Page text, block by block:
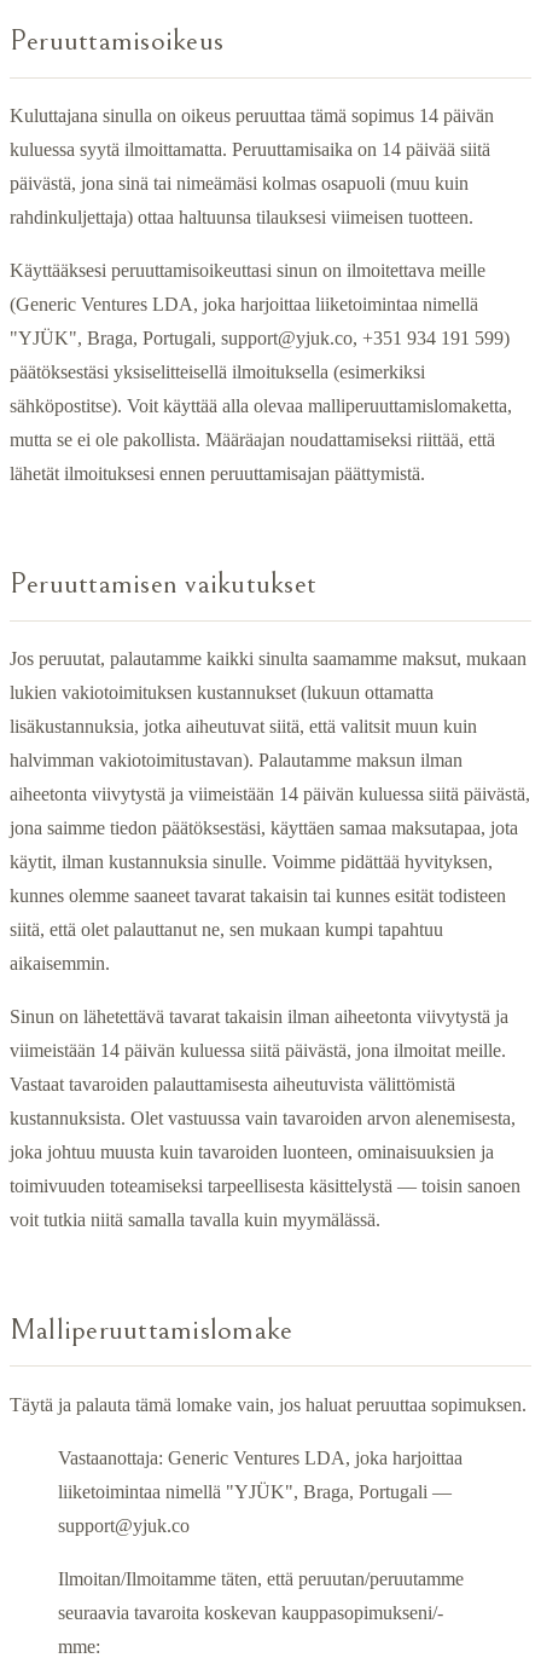
Peruuttamisoikeus
Kuluttajana sinulla on oikeus peruuttaa tämä sopimus 14 päivän
kuluessa syytä ilmoittamatta. Peruuttamisaika on 14 päivää siitä
päivästä, jona sinä tai nimeämäsi kolmas osapuoli (muu kuin
rahdinkuljettaja) ottaa haltuunsa tilauksesi viimeisen tuotteen.
Käyttääksesi peruuttamisoikeuttasi sinun on ilmoitettava meille
(Generic Ventures LDA, joka harjoittaa liiketoimintaa nimellä
"YJÜK", Braga, Portugali, support@yjuk.co, +351 934 191 599)
päätöksestäsi yksiselitteisellä ilmoituksella (esimerkiksi
sähköpostitse). Voit käyttää alla olevaa malliperuuttamislomaketta,
mutta se ei ole pakollista. Määräajan noudattamiseksi riittää, että
lähetät ilmoituksesi ennen peruuttamisajan päättymistä.
Peruuttamisen vaikutukset
Jos peruutat, palautamme kaikki sinulta saamamme maksut, mukaan
lukien vakiotoimituksen kustannukset (lukuun ottamatta
lisäkustannuksia, jotka aiheutuvat siitä, että valitsit muun kuin
halvimman vakiotoimitustavan). Palautamme maksun ilman
aiheetonta viivytystä ja viimeistään 14 päivän kuluessa siitä päivästä,
jona saimme tiedon päätöksestäsi, käyttäen samaa maksutapaa, jota
käytit, ilman kustannuksia sinulle. Voimme pidättää hyvityksen,
kunnes olemme saaneet tavarat takaisin tai kunnes esität todisteen
siitä, että olet palauttanut ne, sen mukaan kumpi tapahtuu
aikaisemmin.
Sinun on lähetettävä tavarat takaisin ilman aiheetonta viivytystä ja
viimeistään 14 päivän kuluessa siitä päivästä, jona ilmoitat meille.
Vastaat tavaroiden palauttamisesta aiheutuvista välittömistä
kustannuksista. Olet vastuussa vain tavaroiden arvon alenemisesta,
joka johtuu muusta kuin tavaroiden luonteen, ominaisuuksien ja
toimivuuden toteamiseksi tarpeellisesta käsittelystä — toisin sanoen
voit tutkia niitä samalla tavalla kuin myymälässä.
Malliperuuttamislomake
Täytä ja palauta tämä lomake vain, jos haluat peruuttaa sopimuksen.
Vastaanottaja: Generic Ventures LDA, joka harjoittaa
liiketoimintaa nimellä "YJÜK", Braga, Portugali —
support@yjuk.co
Ilmoitan/Ilmoitamme täten, että peruutan/peruutamme
seuraavia tavaroita koskevan kauppasopimukseni/-
mme: